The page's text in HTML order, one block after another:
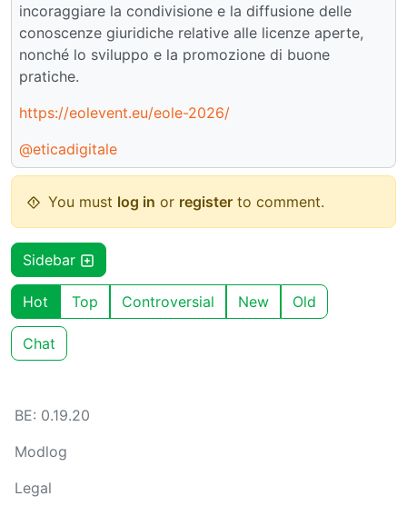
incoraggiare la condivisione e la diffusione delle
conoscenze giuridiche relative alle licenze aperte,
nonché lo sviluppo e la promozione di buone
pratiche.
https://eolevent.eu/eole-2026/
@eticadigitale
You must log in or register to comment.
Sidebar
Hot Top Controversial New Old
Chat
BE: 0.19.20
Modlog
Legal